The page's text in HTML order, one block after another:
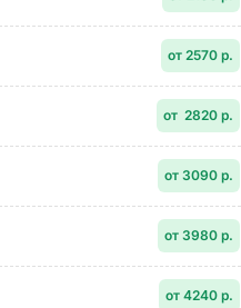
от 2570 р.
от 2820 р.
от 3090 р.
от 3980 р.
от 4240 р.